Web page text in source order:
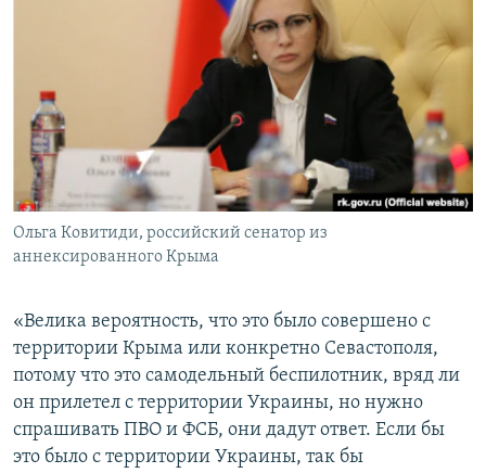
Ольга Ковитиди, российский сенатор из
аннексированного Крыма
«Велика вероятность, что это было совершено с
территории Крыма или конкретно Севастополя,
потому что это самодельный беспилотник, вряд ли
он прилетел с территории Украины, но нужно
спрашивать ПВО и ФСБ, они дадут ответ. Если бы
это было с территории Украины, так бы